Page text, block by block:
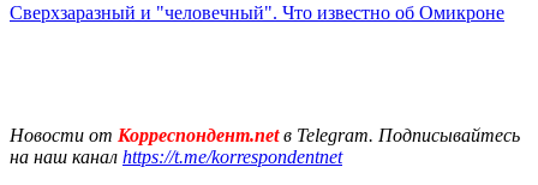
Сверхзаразный и "человечный". Что известно об Омикроне
Новости от Корреспондент.netв Telegram. Подписывайтесь
на наш канал https://t.me/korrespondentnet